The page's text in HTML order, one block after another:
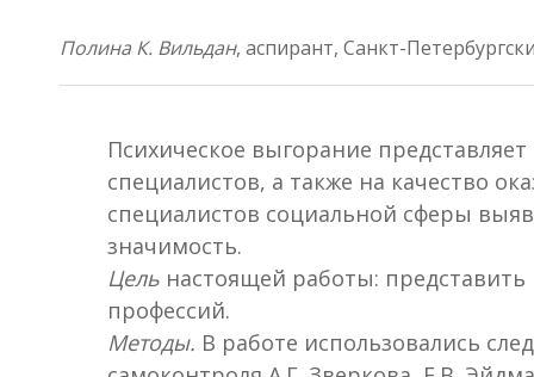
Полина К. Вильдан, аспирант, Санкт-
Психическое выгорание
специалистов, а также на качество
специалистов социальной сферы
значимость.
Цель настоящей работы:
профессий.
Методы. В работе использовались